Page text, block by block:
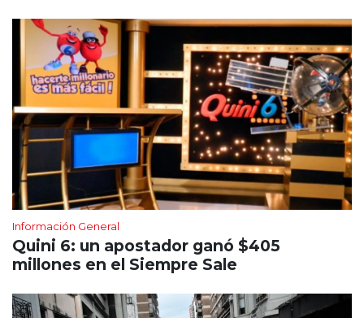
Información General
Quini 6: un apostador ganó $405
millones en el Siempre Sale